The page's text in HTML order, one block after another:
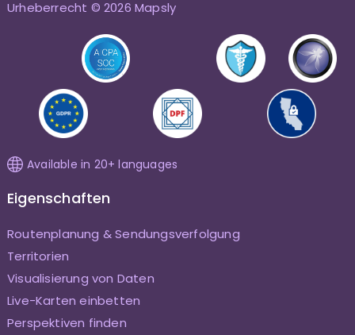
Urheberrecht © 2026 Mapsly
Available in 20+ languages
Eigenschaften
Routenplanung & Sendungsverfolgung
Territorien
Visualisierung von Daten
Live-Karten einbetten
Perspektiven finden